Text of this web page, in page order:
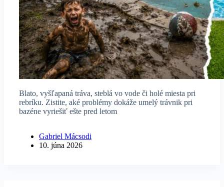
Blato, vyšľapaná tráva, steblá vo vode či holé miesta pri
rebríku. Zistite, aké problémy dokáže umelý trávnik pri
bazéne vyriešiť ešte pred letom
Gabriel Mácsodi
10. júna 2026